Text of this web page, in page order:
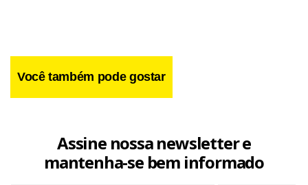
Tortura
Você também pode gostar
Assine nossa newsletter e
mantenha-se bem informado